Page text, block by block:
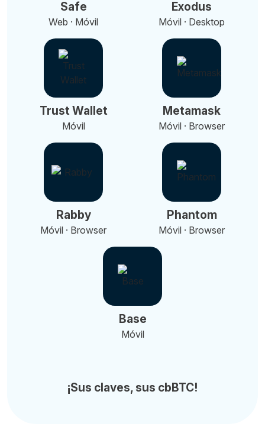
Safe
Web · Móvil
Exodus
Móvil · Desktop
Trust Wallet
Móvil
Metamask
Móvil · Browser
Rabby
Móvil · Browser
Phantom
Móvil · Browser
Base
Móvil
¡Sus claves, sus cbBTC!